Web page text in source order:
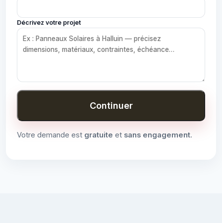
Décrivez votre projet
Continuer
Votre demande est gratuite et sans engagement.